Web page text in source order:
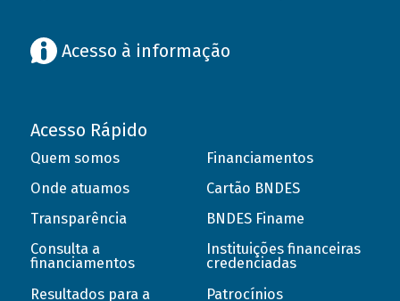
Acesso à informação
Acesso Rápido
Quem somos
Onde atuamos
Transparência
Consulta a
financiamentos
Resultados para a
Financiamentos
Cartão BNDES
BNDES Finame
Instituições financeiras
credenciadas
Patrocínios